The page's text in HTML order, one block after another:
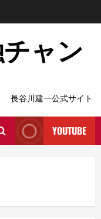
チャン
谷川建一公式サイト
YOUTUBE